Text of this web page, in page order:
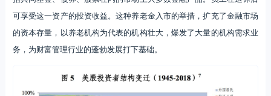
可享受这一资产的投资收益。这种养老金入市的举措，扩充了金融市场
的资本存量，以养老机构为代表的机构壮大，爆发了大量的机构需求业
务，为财富管理行业的蓬勃发展打下基础。